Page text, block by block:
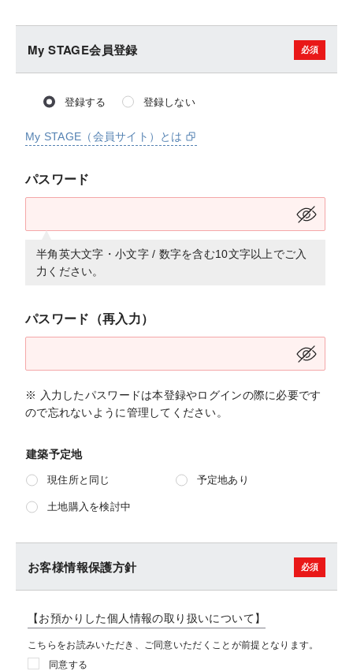
My STAGE会員登録
登録する 登録しない
My STAGE（会員サイト）とは
パスワード
半角英大文字・小文字 / 数字を含む10文字以上でご入
力ください。
パスワード（再入力）
※ 入力したパスワードは本登録やログインの際に必要です
ので忘れないように管理してください。
建築予定地
現住所と同じ 予定地あり
土地購入を検討中
お客様情報保護方針
【お預かりした個人情報の取り扱いについて】
こちらをお読みいただき、ご同意いただくことが前提となります。
同意する